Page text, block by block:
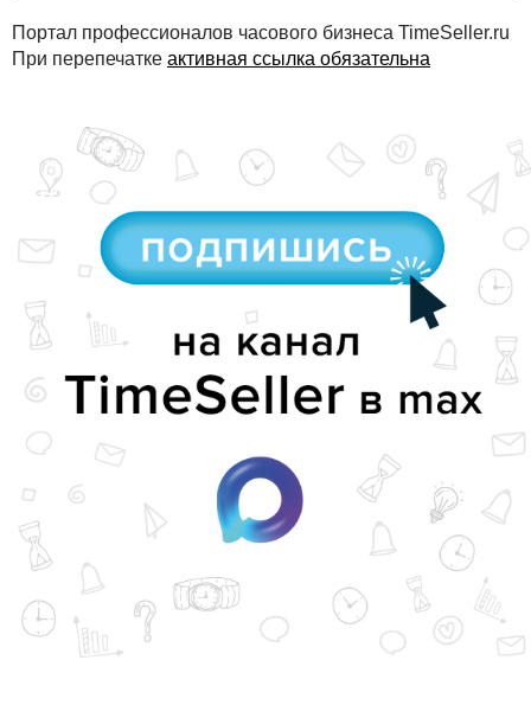
Портал профессионалов часового бизнеса TimeSeller.ru
При перепечатке активная ссылка обязательна